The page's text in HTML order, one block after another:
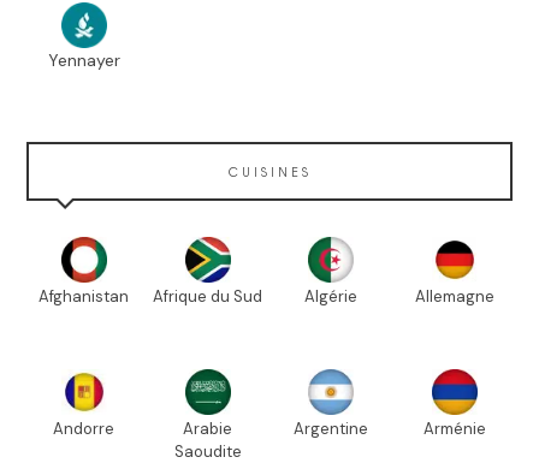
Yennayer
CUISINES
Afghanistan Afrique du Sud Algérie Allemagne
Andorre
Arabie
Saoudite
Argentine Arménie